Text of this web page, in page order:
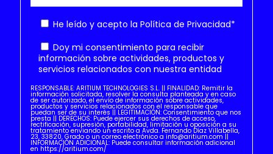
He leído y acepto la Política de Privacidad*
Doy mi consentimiento para recibir
información sobre actividades, productos y
servicios relacionados con nuestra entidad
RESPONSABLE: ARITIUM TECHNOLOGIES S.L. || FINALIDAD: Remitir la
información solicitada, resolver la consulta planteada y en caso
de ser autorizado, el envío de información sobre actividades,
productos y servicios relacionados con el responsable que
puedan ser de su interés || LEGITIMACIÓN: Consentimiento que nos
presta || DERECHOS: Puede ejercer sus derechos de acceso,
rectificación, supresión, portabilidad, limitación u oposición a su
tratamiento enviando un escrito a Avda. Fernando Díaz Villabella,
23, 33820, Grado o un correo electrónico a info@aritium.com ||
INFORMACIÓN ADICIONAL: Puede consultar información adicional
en https://aritium.com/